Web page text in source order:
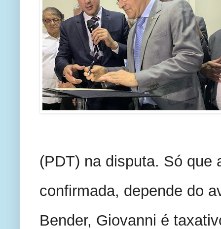
(PDT) na disputa. Só que
confirmada, depende do
Bender, Giovanni é